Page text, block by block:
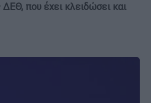
που έχει κλειδώσει και